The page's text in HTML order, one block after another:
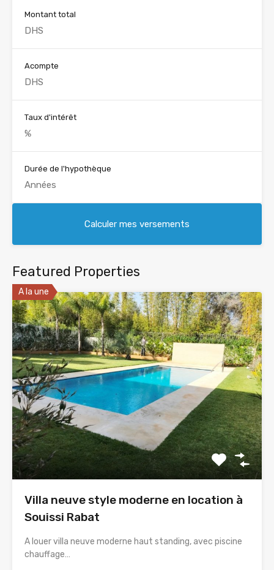
Montant total
Acompte
Taux d'intérêt
Durée de l'hypothèque
Featured Properties
A la une
Villa neuve style moderne en location à
Souissi Rabat
A louer villa neuve moderne haut standing, avec piscine
chauffage…